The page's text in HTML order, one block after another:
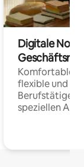
Digitale
Komfortable
flexible und
Berufstätige
speziellen